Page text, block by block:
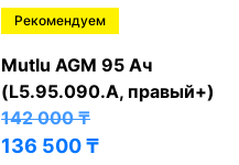
Рекомендуем
Mutlu AGM 95 Ач
(L5.95.090.A, правый+)
142 000₸
136 500₸